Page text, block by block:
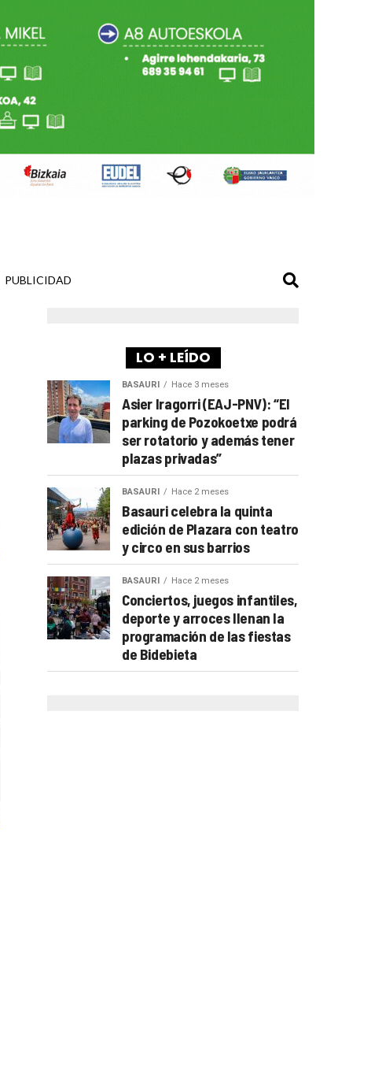
PUBLICIDAD
LO + LEÍDO
BASAURI Hace 3 meses
Asier Iragorri (EAJ-PNV): “El
parking de Pozokoetxe podrá
ser rotatorio y además tener
plazas privadas”
BASAURI Hace 2 meses
Basauri celebra la quinta
edición de Plazara con teatro
y circo en sus barrios
BASAURI Hace 2 meses
Conciertos, juegos infantiles,
deporte y arroces llenan la
programación de las fiestas
de Bidebieta